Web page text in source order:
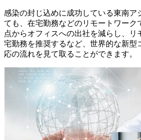
感染の封じ込めに成功している東南ア
ても、在宅勤務などのリモートワーク
点からオフィスへの出社を減らし、リ
宅勤務を推奨するなど、世界的な新型
応の流れを見て取ることができます。